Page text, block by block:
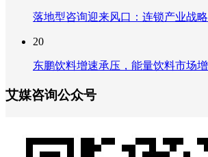
落地型咨询迎来风口：连锁产业战
20
东鹏饮料增速承压，能量饮料市场
艾媒咨询公众号